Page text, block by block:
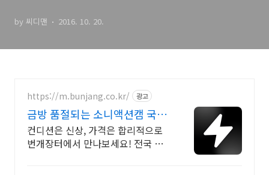
by 씨디맨 2016. 10. 20.
https://m.bunjang.co.kr/ 광고
금방 품절되는 소니액션캠 국내
최대 브랜드 중고거래
컨디션은 신상, 가격은 합리적으로
번개장터에서 만나보세요! 전국 각